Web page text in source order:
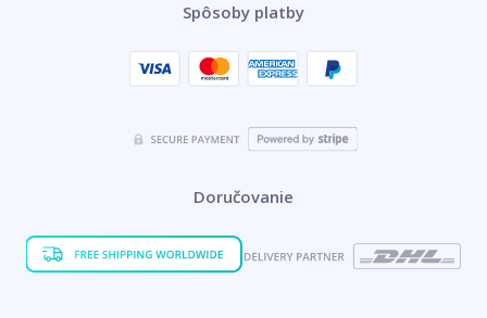
Spôsoby platby
Doručovanie